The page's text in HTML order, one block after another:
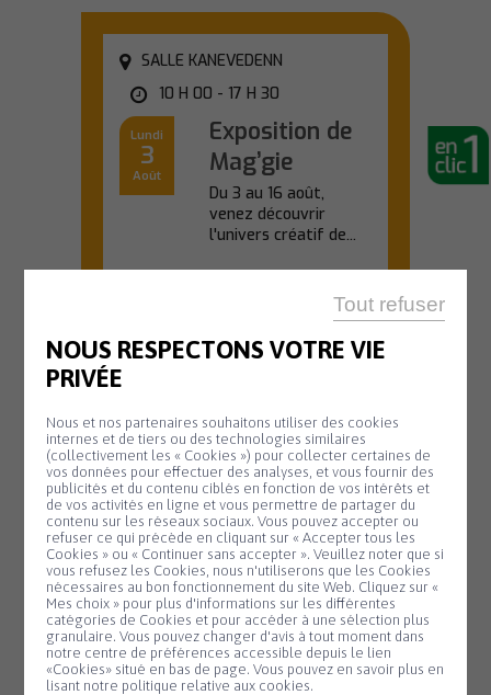
Panneau de gestion des cookies
NOUS RESPECTONS VOTRE VIE
PRIVÉE
Nous et nos partenaires souhaitons utiliser des cookies
internes et de tiers ou des technologies similaires
(collectivement les « Cookies ») pour collecter certaines de
vos données pour effectuer des analyses, et vous fournir des
publicités et du contenu ciblés en fonction de vos intérêts et
de vos activités en ligne et vous permettre de partager du
contenu sur les réseaux sociaux. Vous pouvez accepter ou
refuser ce qui précède en cliquant sur « Accepter tous les
Cookies » ou « Continuer sans accepter ». Veuillez noter que si
vous refusez les Cookies, nous n'utiliserons que les Cookies
nécessaires au bon fonctionnement du site Web. Cliquez sur «
Mes choix » pour plus d'informations sur les différentes
catégories de Cookies et pour accéder à une sélection plus
granulaire. Vous pouvez changer d'avis à tout moment dans
notre centre de préférences accessible depuis le lien
«Cookies» situé en bas de page. Vous pouvez en savoir plus en
lisant notre politique relative aux cookies.
Tout refuser
SALLE KANEVEDENN
10 H 00 - 17 H 30
Lundi
3
Août
Exposition de
Mag’gie
Du 3 au 16 août,
venez découvrir
l'univers créatif de...
En savoir plus
Mardi
11
Août
Animation
biodiversité –
Nuit de la
chauve-souris
#2
Partez à la
découverte des
chauves-souris lors
d'une sortie nature...